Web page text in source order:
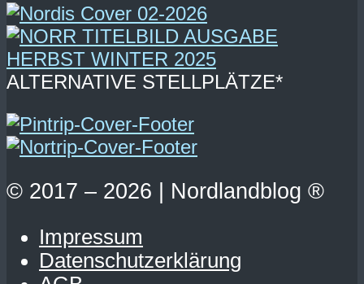
ALTERNATIVE STELLPLÄTZE*
© 2017 – 2026 | Nordlandblog ®
Impressum
Datenschutzerklärung